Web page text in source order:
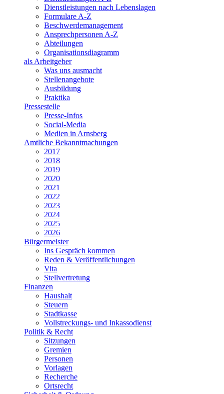
Dienstleistungen nach Lebenslagen
Formulare A-Z
Beschwerdemanagement
Ansprechpersonen A-Z
Abteilungen
Organisationsdiagramm
als Arbeitgeber
Was uns ausmacht
Stellenangebote
Ausbildung
Praktika
Pressestelle
Presse-Infos
Social-Media
Medien in Arnsberg
Amtliche Bekanntmachungen
2017
2018
2019
2020
2021
2022
2023
2024
2025
2026
Bürgermeister
Ins Gespräch kommen
Reden & Veröffentlichungen
Vita
Stellvertretung
Finanzen
Haushalt
Steuern
Stadtkasse
Vollstreckungs- und Inkassodienst
Politik & Recht
Sitzungen
Gremien
Personen
Vorlagen
Recherche
Ortsrecht